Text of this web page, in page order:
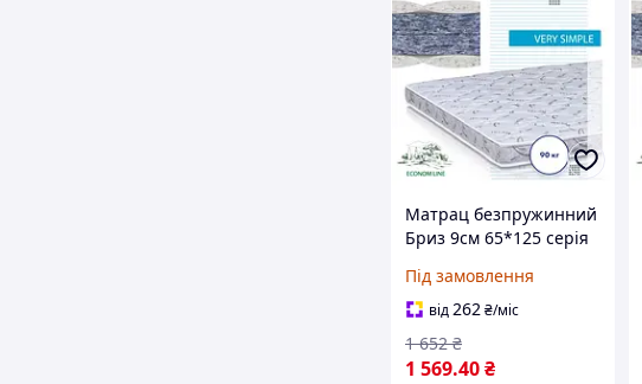
Матрац безпружинний
Бриз 9см 65*125 серія
Під замовлення
від262₴/міс
1 569.40₴
1 652 ₴